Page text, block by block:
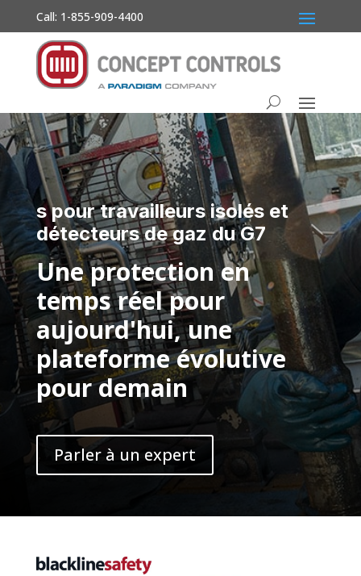
Call: 1-855-909-4400
s pour travailleurs isolés et
détecteurs de gaz du G7
Une protection en
temps réel pour
aujourd'hui, une
plateforme évolutive
pour demain
Parler à un expert